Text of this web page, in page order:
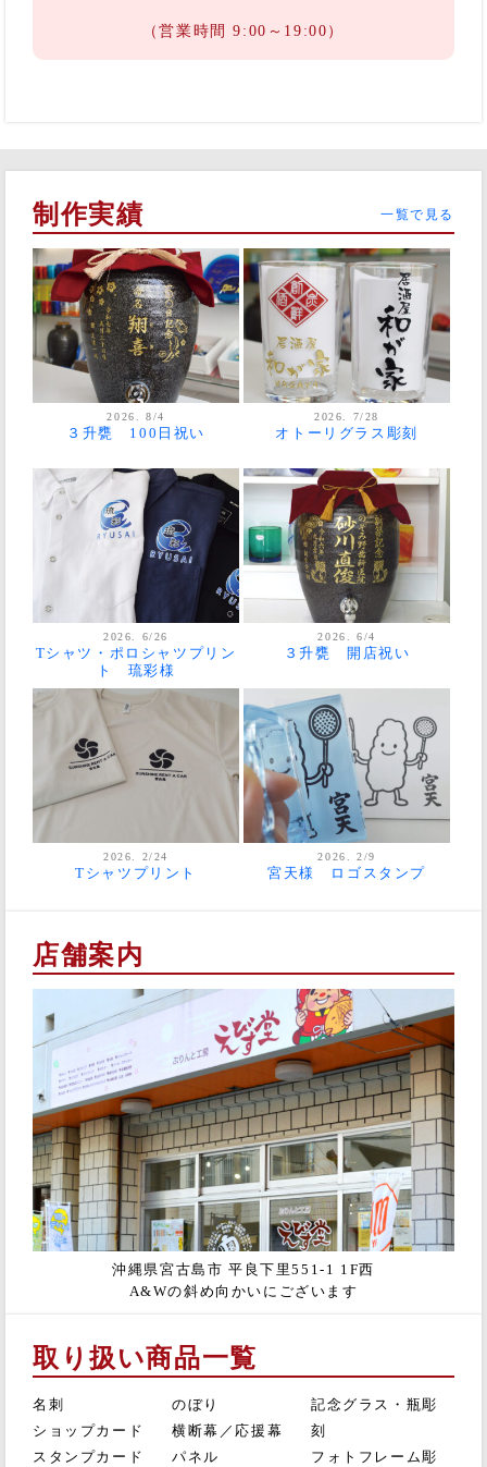
（営業時間 9:00～19:00）
制作実績 一覧で見る
2026. 8/4
３升甕 100日祝い
2026. 7/28
オトーリグラス彫刻
2026. 6/26
Tシャツ・ポロシャツプリン
ト 琉彩様
2026. 6/4
３升甕 開店祝い
2026. 2/24
Tシャツプリント
2026. 2/9
宮天様 ロゴスタンプ
店舗案内
沖縄県宮古島市 平良下里551-1 1F西
A&Wの斜め向かいにございます
取り扱い商品一覧
名刺
ショップカード
スタンプカード
のぼり
横断幕／応援幕
パネル
記念グラス・瓶彫
刻
フォトフレーム彫